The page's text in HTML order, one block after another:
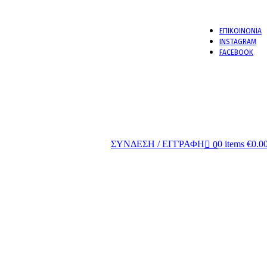
ΕΠΙΚΟΙΝΩΝΙΑ
INSTAGRAM
FACEBOOK
ΣΥΝΔΕΣΗ / ΕΓΓΡΑΦΗ 00 items €